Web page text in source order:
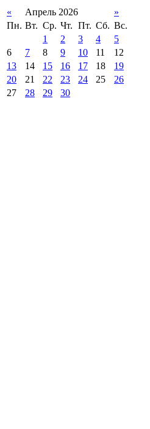
« Апрель 2026
»
Пн. Вт. Ср. Чт. Пт. Сб. Вс.
1
2 3 4
5
6
7 8 9 10 11
12
13
14 15 16 17 18
19
20
21 22 23 24 25
26
27
28 29 30